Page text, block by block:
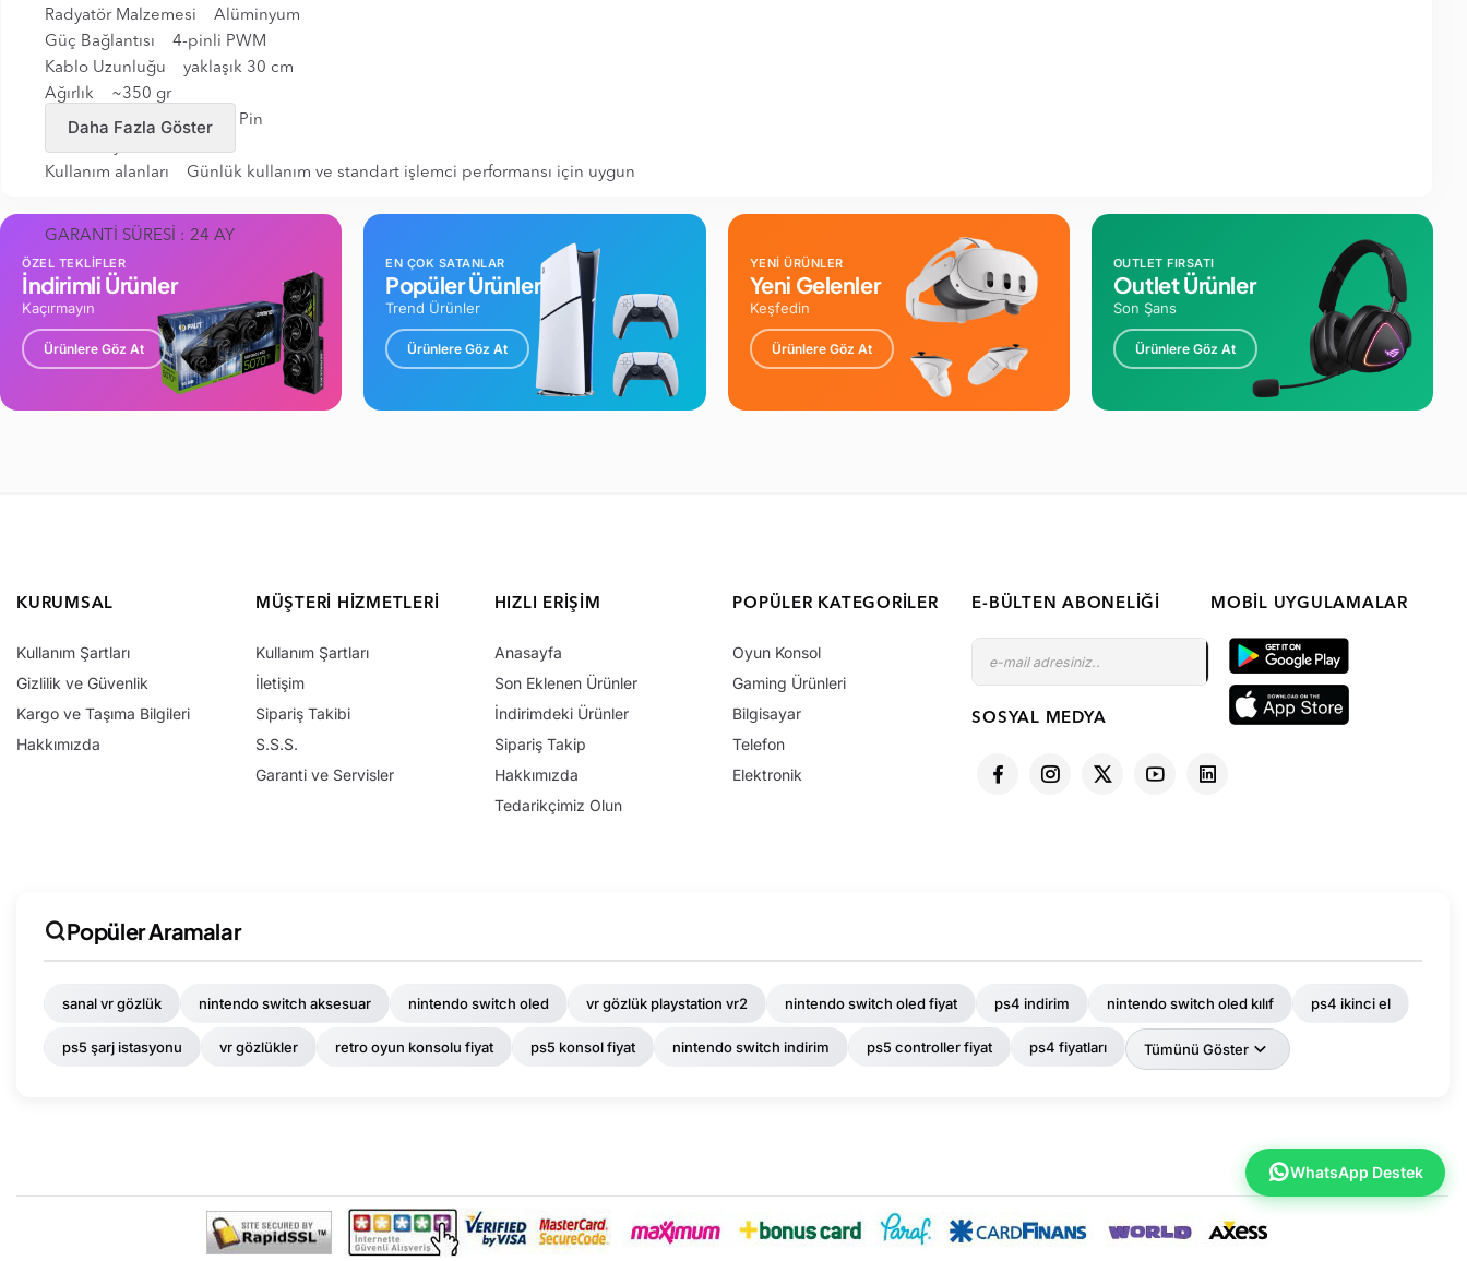
Radyatör Malzemesi Alüminyum
Güç Bağlantısı 4-pinli PWM
Kablo Uzunluğu yaklaşık 30 cm
Ağırlık ~350 gr
Kurulum Yöntemi İtmeli Pin
Renk Siyah ve Mavi
Kullanım alanları Günlük kullanım ve standart işlemci performansı için uygun
GARANTİ SÜRESİ : 24 AY
Daha Fazla Göster
ÖZEL TEKLİFLER
İndirimli Ürünler
Kaçırmayın
Ürünlere Göz At
EN ÇOK SATANLAR
Popüler Ürünler
Trend Ürünler
Ürünlere Göz At
YENİ ÜRÜNLER
Yeni Gelenler
Keşfedin
Ürünlere Göz At
OUTLET FIRSATI
Outlet Ürünler
Son Şans
Ürünlere Göz At
KURUMSAL
Kullanım Şartları
Gizlilik ve Güvenlik
Kargo ve Taşıma Bilgileri
Hakkımızda
MÜŞTERI HIZMETLERI
Kullanım Şartları
İletişim
Sipariş Takibi
S.S.S.
Garanti ve Servisler
HIZLI ERIŞIM
Anasayfa
Son Eklenen Ürünler
İndirimdeki Ürünler
Sipariş Takip
Hakkımızda
Tedarikçimiz Olun
POPÜLER KATEGORILER
Oyun Konsol
Gaming Ürünleri
Bilgisayar
Telefon
Elektronik
E-BÜLTEN ABONELIĞI
SOSYAL MEDYA
MOBIL UYGULAMALAR
Popüler Aramalar
sanal vr gözlük nintendo switch aksesuar nintendo switch oled vr gözlük playstation vr2 nintendo switch oled fiyat ps4 indirim nintendo switch oled kılıf ps4 ikinci el
ps5 şarj istasyonu vr gözlükler retro oyun konsolu fiyat ps5 konsol fiyat nintendo switch indirim ps5 controller fiyat ps4 fiyatları Tümünü Göster
WhatsApp Destek